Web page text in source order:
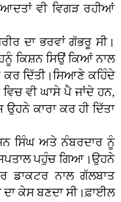
ਵੀ ਵਿਗੜ ਰਹੀਆਂ
ਦਾ ਭਰਵਾਂ ਗੱਭਰੂ ਸੀ।
ਕਿਸ਼ਨ ਸਿਉਂ ਕਿਆਂ ਨਾਲ
ਕਰ ਦਿੱਤੀ।ਸਿਆਣੇ ਕਹਿੰਦੇ
ਵੀ ਘਾਸੇ ਪੈ ਜਾਂਦੇ ਹਨ,
ਉਹਨੇ ਕਾਰਾ ਕਰ ਹੀ ਦਿੱਤਾ
ਸਿੰਘ ਅਤੇ ਨੰਬਰਦਾਰ ਨੂੰ
ਪਹੁੰਚ ਗਿਆ।ਉਹਨੇ
ਡਾਕਟਰ ਨਾਲ ਗੱਲਬਾਤ
ਕੇਸ ਬਣਦਾ ਸੀ।ਫ਼ਾਈਲ